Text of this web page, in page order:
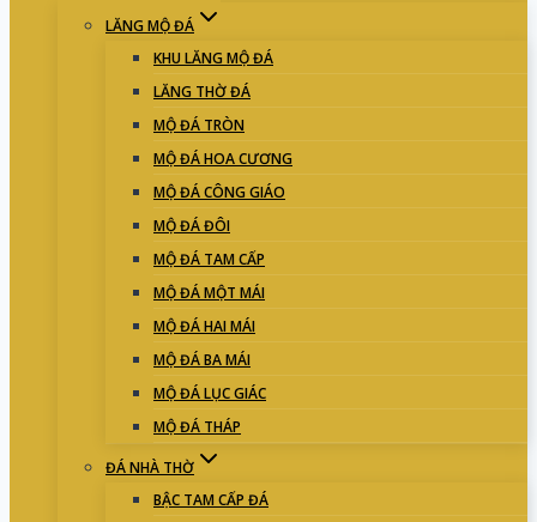
LĂNG MỘ ĐÁ
KHU LĂNG MỘ ĐÁ
LĂNG THỜ ĐÁ
MỘ ĐÁ TRÒN
MỘ ĐÁ HOA CƯƠNG
MỘ ĐÁ CÔNG GIÁO
MỘ ĐÁ ĐÔI
MỘ ĐÁ TAM CẤP
MỘ ĐÁ MỘT MÁI
MỘ ĐÁ HAI MÁI
MỘ ĐÁ BA MÁI
MỘ ĐÁ LỤC GIÁC
MỘ ĐÁ THÁP
ĐÁ NHÀ THỜ
BẬC TAM CẤP ĐÁ